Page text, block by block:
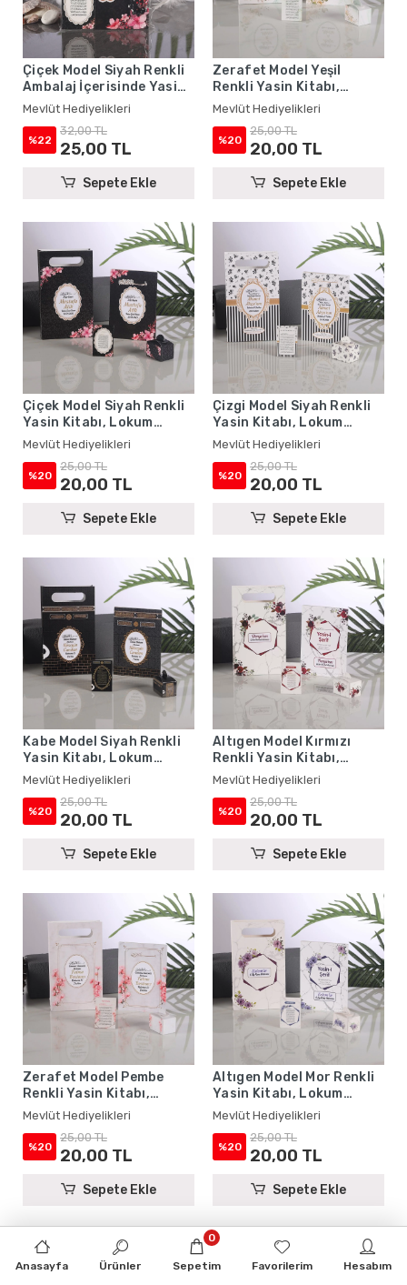
Çiçek Model Siyah Renkli
Ambalaj İçerisinde Yasin
Kitabı, Magnet ve Tesbih -
Mevlüt Hediyelikleri
Mevlüt Hediyelikleri
%22
32,00 TL
25,00 TL
Sepete Ekle
Zerafet Model Yeşil
Renkli Yasin Kitabı,
Lokum Kutusu, Magnet ve
Karton Çanta - Mevlüt
Hediyelikleri
Mevlüt Hediyelikleri
%20
25,00 TL
20,00 TL
Sepete Ekle
Çiçek Model Siyah Renkli
Yasin Kitabı, Lokum
Kutusu, Magnet ve
Karton Çanta - Mevlüt
Hediyelikleri
Mevlüt Hediyelikleri
%20
25,00 TL
20,00 TL
Sepete Ekle
Çizgi Model Siyah Renkli
Yasin Kitabı, Lokum
Kutusu, Magnet ve
Karton Çanta - Mevlüt
Hediyelikleri
Mevlüt Hediyelikleri
%20
25,00 TL
20,00 TL
Sepete Ekle
Kabe Model Siyah Renkli
Yasin Kitabı, Lokum
Kutusu, Magnet ve
Karton Çanta - Mevlüt
Hediyelikleri
Mevlüt Hediyelikleri
%20
25,00 TL
20,00 TL
Sepete Ekle
Altıgen Model Kırmızı
Renkli Yasin Kitabı,
Lokum Kutusu, Magnet ve
Karton Çanta - Mevlüt
Hediyelikleri
Mevlüt Hediyelikleri
%20
25,00 TL
20,00 TL
Sepete Ekle
Zerafet Model Pembe
Renkli Yasin Kitabı,
Lokum Kutusu, Magnet ve
Karton Çanta - Mevlüt
Hediyelikleri
Mevlüt Hediyelikleri
%20
25,00 TL
20,00 TL
Sepete Ekle
Altıgen Model Mor Renkli
Yasin Kitabı, Lokum
Kutusu, Magnet ve
Karton Çanta - Mevlüt
Hediyelikleri
Mevlüt Hediyelikleri
%20
25,00 TL
20,00 TL
Sepete Ekle
Anasayfa Ürünler Sepetim
0
Favorilerim Hesabım